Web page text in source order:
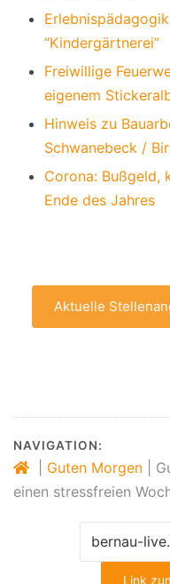
“Kindergärtnerei”
Freiwillige
eigenem
Hinweis zu
Schwanebeck /
Corona: Bußgeld,
Ende des Jahres
Aktuelle
NAVIGATION:
Guten Morgen
einen stressfreien
Link